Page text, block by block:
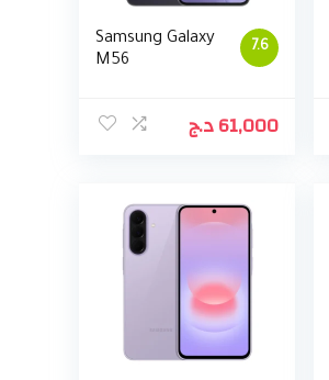
7.6
Samsung Galaxy
M56
61,000د.ج